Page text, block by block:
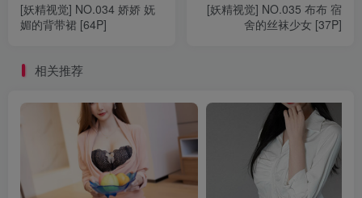
[妖精视觉] NO.034 娇娇 妩
媚的背带裙 [64P]
[妖精视觉] NO.035 布布 宿
舍的丝袜少女 [37P]
相关推荐